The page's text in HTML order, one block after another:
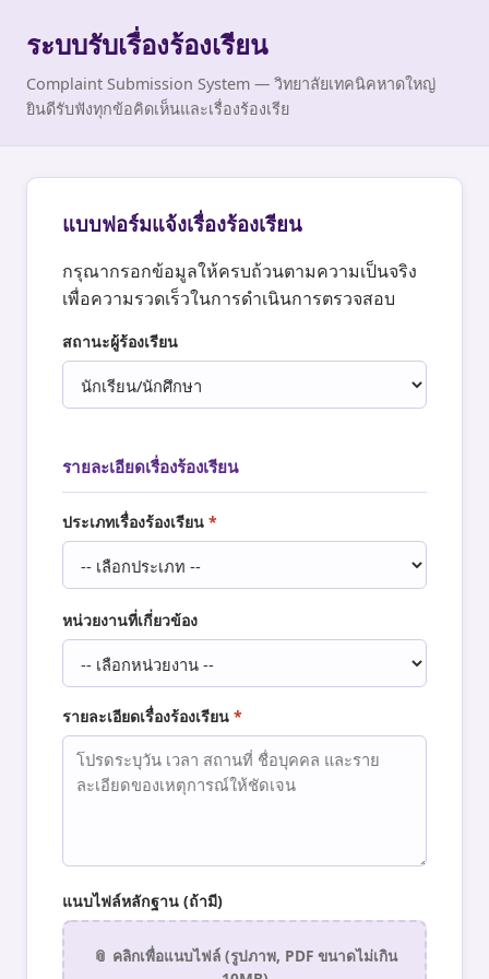
ระบบรับเรื่องร้องเรียน
Complaint Submission System — วิทยาลัยเทคนิคหาดใหญ่
ยินดีรับฟังทุกข้อคิดเห็นและเรื่องร้องเรีย
แบบฟอร์มแจ้งเรื่องร้องเรียน
กรุณากรอกข้อมูลให้ครบถ้วนตามความเป็นจริง
เพื่อความรวดเร็วในการดำเนินการตรวจสอบ
สถานะผู้ร้องเรียน
รายละเอียดเรื่องร้องเรียน
ประเภทเรื่องร้องเรียน *
หน่วยงานที่เกี่ยวข้อง
รายละเอียดเรื่องร้องเรียน *
แนบไฟล์หลักฐาน (ถ้ามี)
📎 คลิกเพื่อแนบไฟล์ (รูปภาพ, PDF ขนาดไม่เกิน